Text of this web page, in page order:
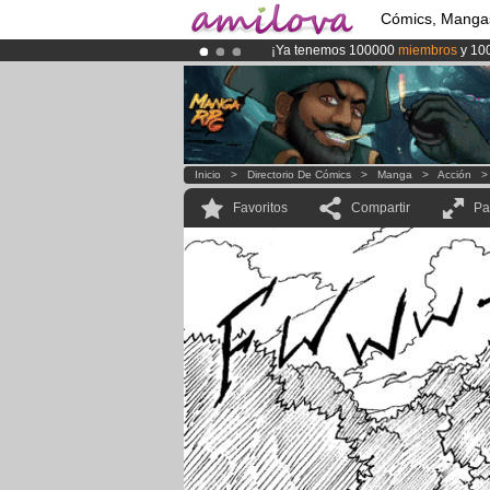
Cómics,
¡Ya tenemos 100000 miembros y
¡El Kickstarter Amilova está
¡Conviertete en Premium por3.95
Inicio > Directorio De Cómics > Manga > Acción
Favoritos Compartir